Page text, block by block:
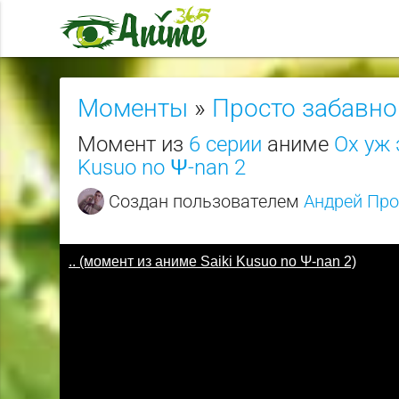
Моменты » Просто забавно
Момент из 6 серии аниме Ох уж
Kusuo no Ψ-nan 2
Создан пользователемАндрей